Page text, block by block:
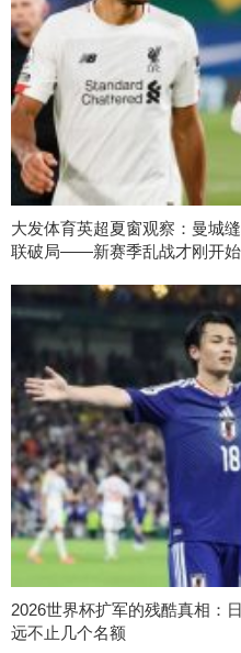
大发体育英超夏窗观察：曼城
联破局——新赛季乱战才刚开始
2026世界杯扩军的残酷真相：
远不止几个名额